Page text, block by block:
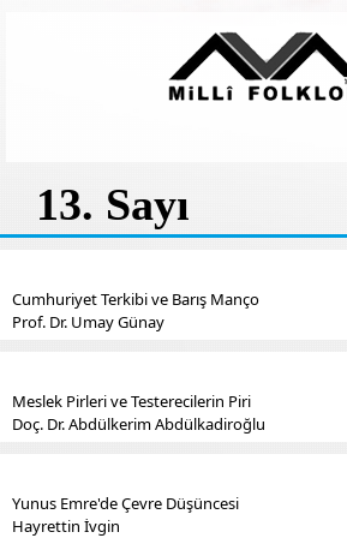
13. Sayı
Cumhuriyet Terkibi ve Barış Manço
Prof. Dr. Umay Günay
Meslek Pirleri ve Testerecilerin Piri
Doç. Dr. Abdülkerim Abdülkadiroğlu
Yunus Emre'de Çevre Düşüncesi
Hayrettin İvgin